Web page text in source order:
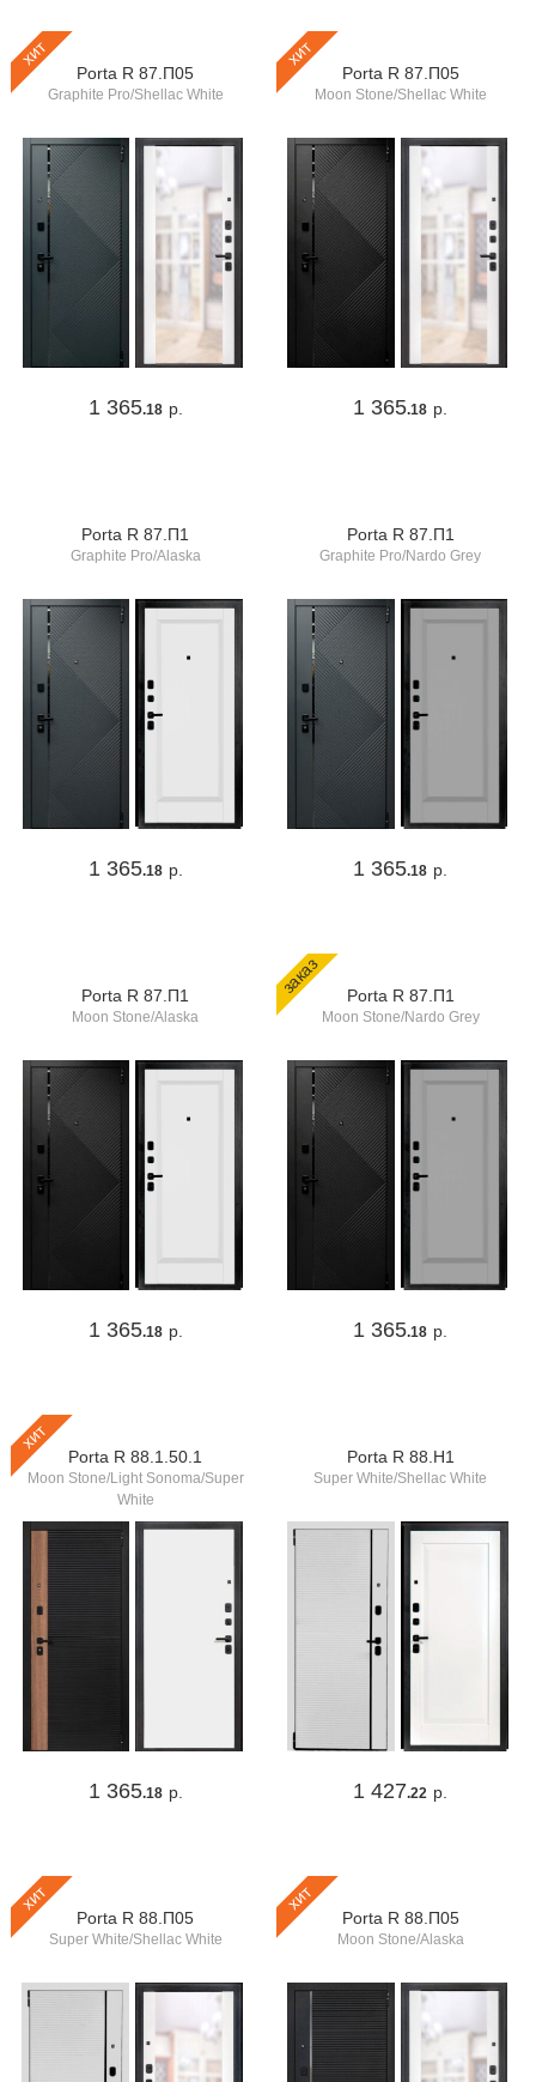
хит
Porta R 87.П05
Graphite Pro/Shellac White
1 365.18 р.
хит
Porta R 87.П05
Moon Stone/Shellac White
1 365.18 р.
Porta R 87.П1
Graphite Pro/Alaska
1 365.18 р.
Porta R 87.П1
Graphite Pro/Nardo Grey
1 365.18 р.
Porta R 87.П1
Moon Stone/Alaska
1 365.18 р.
заказ Porta R 87.П1
Moon Stone/Nardo Grey
1 365.18 р.
хит
Porta R 88.1.50.1
Moon Stone/Light Sonoma/Super
White
1 365.18 р.
Porta R 88.Н1
Super White/Shellac White
1 427.22 р.
хит
Porta R 88.П05
Super White/Shellac White
хит
Porta R 88.П05
Moon Stone/Alaska